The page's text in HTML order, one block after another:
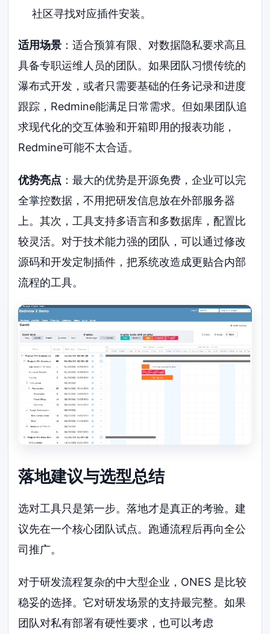
社区寻找对应插件安装。
适用场景 ：适合预算有限、对数据隐私要求高且
具备专职运维人员的团队。如果团队习惯传统的
瀑布式开发，或者只需要基础的任务记录和进度
跟踪，Redmine能满足日常需求。但如果团队追
求现代化的交互体验和开箱即用的报表功能，
Redmine可能不太合适。
优势亮点 ：最大的优势是开源免费，企业可以完
全掌控数据，不用把研发信息放在外部服务器
上。其次，工具支持多语言和多数据库，配置比
较灵活。对于技术能力强的团队，可以通过修改
源码和开发定制插件，把系统改造成更贴合内部
流程的工具。
落地建议与选型总结
选对工具只是第一步。落地才是真正的考验。建
议先在一个核心团队试点。跑通流程后再向全公
司推广。
对于研发流程复杂的中大型企业，ONES 是比较
稳妥的选择。它对研发场景的支持最完整。如果
团队对私有部署有硬性要求，也可以考虑